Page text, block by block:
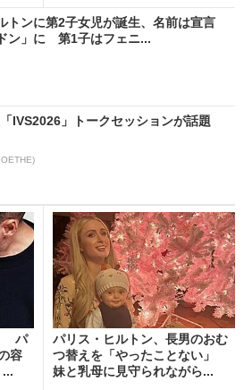
トンに第2子女児が誕生、名前は宣言
ン」に 第1子はフェニ...
IVS2026」トークセッションが話題
パ
容
パリス・ヒルトン、長男のおむ
つ替えを「やったことない」
妹と乳母に見守られながら...